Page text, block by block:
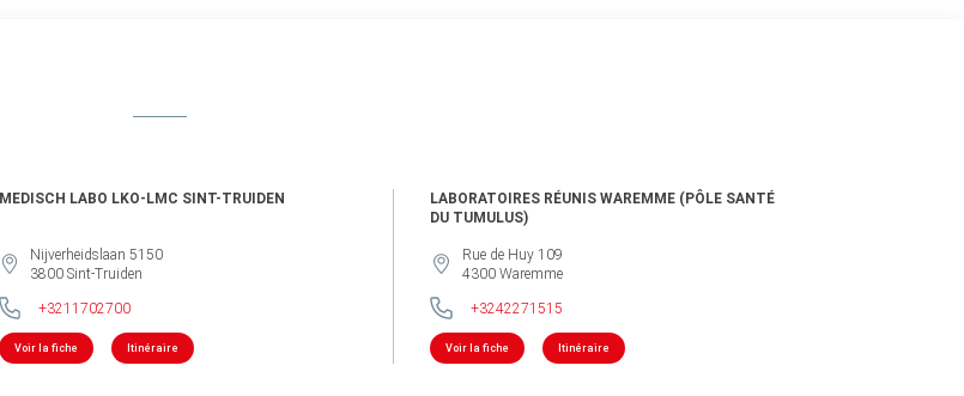
MEDISCH LABO LKO-LMC SINT-TRUIDEN
Nijverheidslaan 5150
3800 Sint-Truiden
+3211702700
Voir la fiche Itinéraire
LABORATOIRES RÉUNIS WAREMME (PÔLE SANTÉ
DU TUMULUS)
Rue de Huy 109
4300 Waremme
+3242271515
Voir la fiche Itinéraire